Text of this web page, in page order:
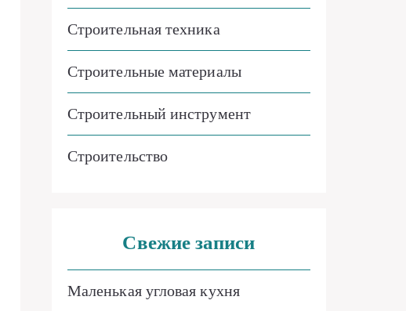
Строительная техника
Строительные материалы
Строительный инструмент
Строительство
Свежие записи
Маленькая угловая кухня